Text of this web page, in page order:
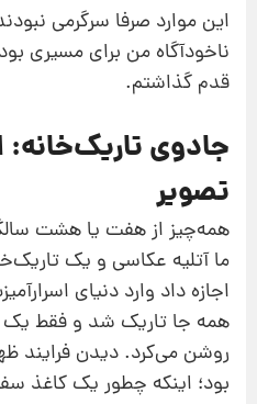
این‌ موارد صرفا سرگرمی
ناخودآگاه من برای مسیری
قدم گذاشتم.
جادوی تاریک‌خانه:
تصویر
همه‌چیز از هفت یا هشت
ما آتلیه عکاسی و یک
اجازه داد وارد دنیای
همه جا تاریک شد و فقط یک
روشن می‌کرد. دیدن فرایند
بود؛ اینکه چطور یک کاغذ